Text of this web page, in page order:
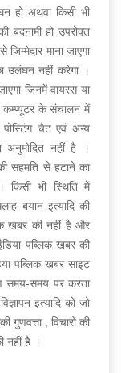
हो अथवा किसी भी
बदनामी हो उपरोक्त
माना जाएगा
उलंघन नहीं करेगा ।
जिनमें वायरस या
कम्प्यूटर के संचालन में
पोस्टिंग चैट एवं अन्य
अनुमोदित नहीं है ।
सहमति से हटाने का
किसी भी स्थिति में
बयान इत्यादि की
खबर की नहीं है और
पब्लिक खबर की
पब्लिक खबर साइट
समय-समय पर करता
इत्यादि को जो
गुणवत्ता , विचारों की
नहीं है ।